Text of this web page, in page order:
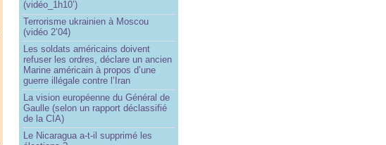
(vidéo_1h10’)
Terrorisme ukrainien à Moscou
(vidéo 2’04)
Les soldats américains doivent
refuser les ordres, déclare un ancien
Marine américain à propos d’une
guerre illégale contre l’Iran
La vision européenne du Général de
Gaulle (selon un rapport déclassifié
de la CIA)
Le Nicaragua a-t-il supprimé les